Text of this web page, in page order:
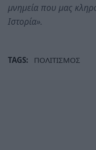
μνημεία που μας
Ιστορία».
TAGS: ΠΟΛΙΤΙΣΜΟΣ